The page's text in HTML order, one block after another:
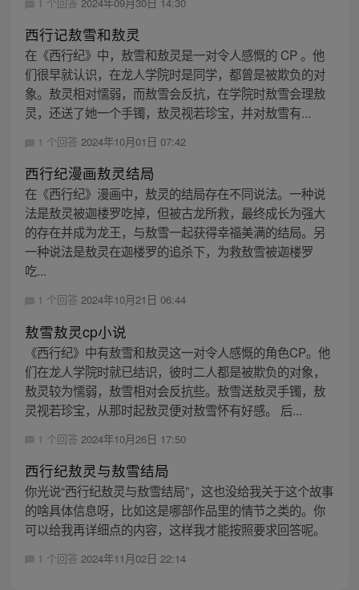
西行记敖雪和敖灵
在《西行纪》中，敖雪和敖灵是一对令人感慨的 CP 。他
们很早就认识，在龙人学院时是同学，都曾是被欺负的对
象。敖灵相对懦弱，而敖雪会反抗，在学院时敖雪会理敖
灵，还送了她一个手镯，敖灵视若珍宝，并对敖雪有...
1 个回答 2024年10月01日 07:42
西行纪漫画敖灵结局
在《西行纪》漫画中，敖灵的结局存在不同说法。一种说
法是敖灵被迦楼罗吃掉，但被古龙所救，最终成长为强大
的存在并成为龙王，与敖雪一起获得幸福美满的结局。另
一种说法是敖灵在迦楼罗的追杀下，为救敖雪被迦楼罗
吃...
1 个回答 2024年10月21日 06:44
敖雪敖灵cp小说
《西行纪》中有敖雪和敖灵这一对令人感慨的角色CP。他
们在龙人学院时就已结识，彼时二人都是被欺负的对象，
敖灵较为懦弱，敖雪相对会反抗些。敖雪送敖灵手镯，敖
灵视若珍宝，从那时起敖灵便对敖雪怀有好感。 后...
1 个回答 2024年10月26日 17:50
西行纪敖灵与敖雪结局
你光说“西行纪敖灵与敖雪结局”，这也没给我关于这个故事
的啥具体信息呀，比如这是哪部作品里的情节之类的。你
可以给我再详细点的内容，这样我才能按照要求回答呢。
1 个回答 2024年11月02日 22:14